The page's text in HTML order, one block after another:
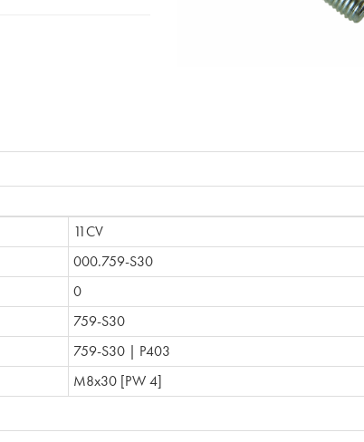
11CV
000.759-S30
0
759-S30
759-S30 | P403
M8x30 [PW 4]